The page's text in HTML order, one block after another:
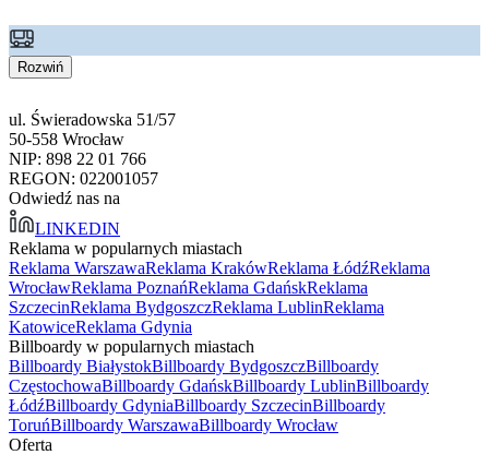
Rozwiń
ul. Świeradowska 51/57
50-558 Wrocław
NIP: 898 22 01 766
REGON: 022001057
Odwiedź nas na
LINKEDIN
Reklama w popularnych miastach
Reklama WarszawaReklama KrakówReklama ŁódźReklama
WrocławReklama PoznańReklama GdańskReklama
SzczecinReklama BydgoszczReklama LublinReklama
KatowiceReklama Gdynia
Billboardy w popularnych miastach
Billboardy BiałystokBillboardy BydgoszczBillboardy
CzęstochowaBillboardy GdańskBillboardy LublinBillboardy
ŁódźBillboardy GdyniaBillboardy SzczecinBillboardy
ToruńBillboardy WarszawaBillboardy Wrocław
Oferta